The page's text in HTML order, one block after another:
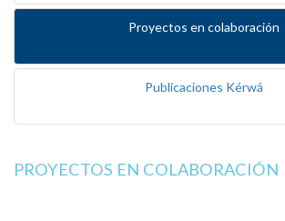
Proyectos en colaboración
Publicaciones Kérwá
PROYECTOS EN COLABORACIÓN